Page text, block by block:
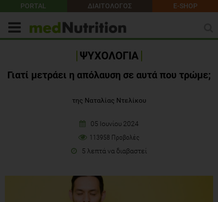
PORTAL ΔΙΑΙΤΟΛΟΓΟΣ E-SHOP
ΨΥΧΟΛΟΓΙΑ
Γιατί μετράει η απόλαυση σε αυτά που τρώμε;
της Ναταλίας Ντελίκου
05 Ιουνίου 2024
113958 Προβολές
5 λεπτά να διαβαστεί